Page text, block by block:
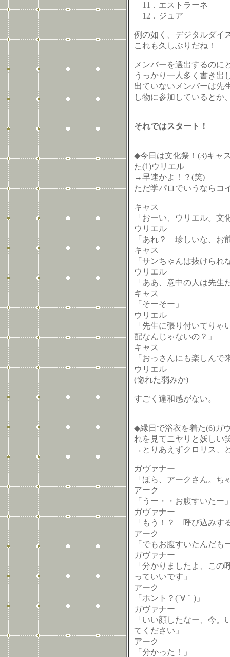
11．エストラーネ
12．ジュア
例の如く、デジタルダイ
これも久しぶりだね！
メンバーを選出するのに
うっかり一人多く書き出
出ていないメンバーは先
し物に参加していると
それではスタート！
◆今日は文化祭！(3)キャ
た(1)ウリエル
→早速かよ！？(笑)
ただ学パロでいうならコ
キャス
「おーい、ウリエル。文
ウリエル
「あれ？ 珍しいな、お
キャス
「サンちゃんは抜けられ
ウリエル
「ああ、意中の人は先生
キャス
「そーそー」
ウリエル
「先生に張り付いてり
配なんじゃないの？」
キャス
「おっさんにも楽しん
ウリエル
(惚れた弱みか)
すごく違和感がない。
◆縁日で浴衣を着た(6)ガ
れを見てニヤリと妖しい
→とりあえずクロリス、
ガヴァナー
「ほら、アークさん。
アーク
「うー・・お腹すいたー
ガヴァナー
「もう！？ 呼び込みす
アーク
「でもお腹すいたんだも
ガヴァナー
「分かりましたよ、こ
っていいです」
アーク
「ホント？(´∀｀)」
ガヴァナー
「いい顔したなー、今
てください」
アーク
「分かった！」